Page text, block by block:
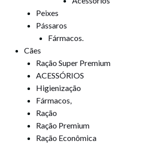
Peixes
Pássaros
Fármacos.
Cães
Ração Super Premium
ACESSÓRIOS
Higienização
Fármacos,
Ração
Ração Premium
Ração Econômica